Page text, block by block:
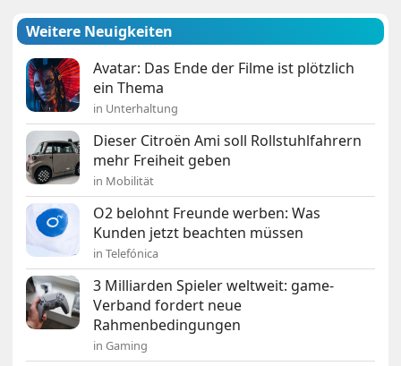
Weitere Neuigkeiten
Avatar: Das Ende der Filme ist plötzlich
ein Thema
in Unterhaltung
Dieser Citroën Ami soll Rollstuhlfahrern
mehr Freiheit geben
in Mobilität
O2 belohnt Freunde werben: Was
Kunden jetzt beachten müssen
in Telefónica
3 Milliarden Spieler weltweit: game-
Verband fordert neue
Rahmenbedingungen
in Gaming